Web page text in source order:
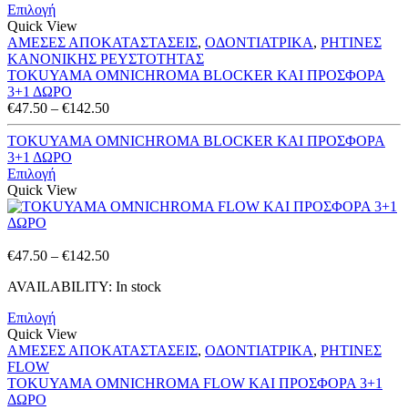
Επιλογή
Quick View
ΑΜΕΣΕΣ ΑΠΟΚΑΤΑΣΤΑΣΕΙΣ, ΟΔΟΝΤΙΑΤΡΙΚΑ, ΡΗΤΙΝΕΣ
ΚΑΝΟΝΙΚΗΣ ΡΕΥΣΤΟΤΗΤΑΣ
TOKUYAMA OMNICHROMA BLOCKER ΚΑΙ ΠΡΟΣΦΟΡΑ
3+1 ΔΩΡΟ
€47.50 – €142.50Price
range:
€47.50
TOKUYAMA OMNICHROMA BLOCKER ΚΑΙ ΠΡΟΣΦΟΡΑ
3+1 ΔΩΡΟ
Επιλογή
Quick View
€47.50 – €142.50Price
€47.50
AVAILABILITY: In stock
Επιλογή
Quick View
ΑΜΕΣΕΣ ΑΠΟΚΑΤΑΣΤΑΣΕΙΣ, ΟΔΟΝΤΙΑΤΡΙΚΑ, ΡΗΤΙΝΕΣ
FLOW
TOKUYAMA OMNICHROMA FLOW ΚΑΙ ΠΡΟΣΦΟΡΑ 3+1
ΔΩΡΟ